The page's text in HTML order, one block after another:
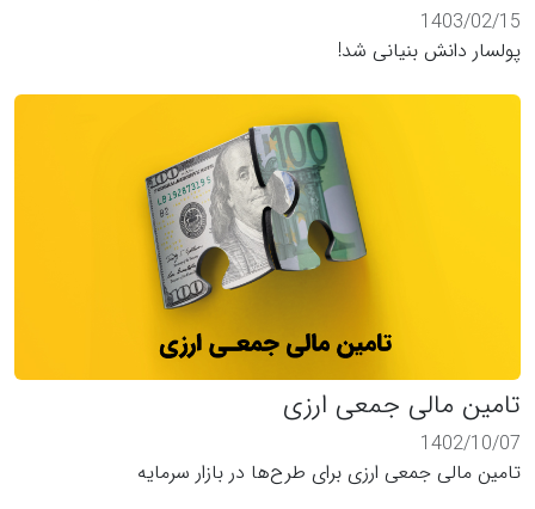
1403/02/15
پولسار دانش بنیانی شد!
تامین مالی جمعی ارزی
1402/10/07
تامین مالی جمعی ارزی برای طرح‌ها در بازار سرمایه